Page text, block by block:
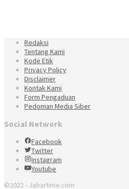
Redaksi
Tentang Kami
Kode Etik
Privacy Policy
Disclaimer
Kontak Kami
Form Pengaduan
Pedoman Media Siber
Social Network
Facebook
Twitter
Instagram
Youtube
©2022 - Jabartime.com